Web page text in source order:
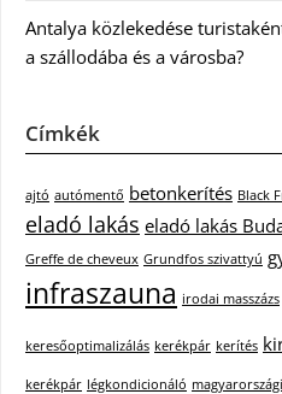
Antalya közlekedése
a szállodába és a városba?
Címkék
ajtó autómentő betonkerítés Black
eladó lakás eladó lakás
Greffe de cheveux Grundfos szivattyú
infraszauna irodai masszázs
keresőoptimalizálás kerékpár kerítés
kerékpár légkondicionáló